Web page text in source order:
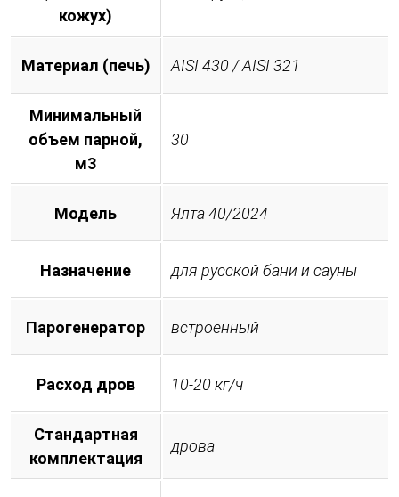
кожух)
Материал (печь) AISI 430 / AISI 321
Минимальный
объем парной,
м3
30
Модель Ялта 40/2024
Назначение для русской бани и сауны
Парогенератор встроенный
Расход дров 10-20 кг/ч
Стандартная
комплектация
дрова